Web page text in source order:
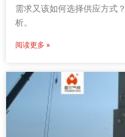
需求又该如何选择供应方式
析。
阅读更多 »